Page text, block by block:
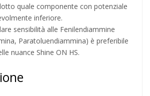
quale componente con potenziale
inferiore.
sensibilità alle Fenilendiammine
Paratoluendiammina) è preferibile
nuance Shine ON HS.